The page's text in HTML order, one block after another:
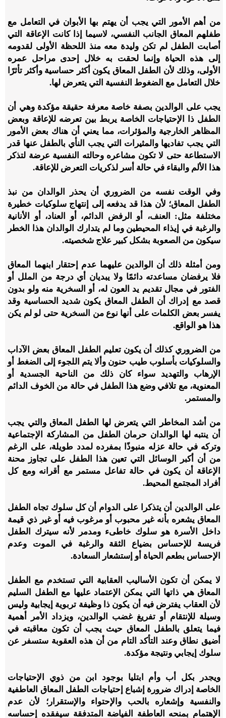
من أهم الأمور التي يجب أن يهتم بها الأبوان في التعامل مع
طفلهم المعاق الجانب النفسي، لاسيما إذا كانت الإعاقة التي
أصابت الطفل لم تكن وليدة معه منذ اللحظة الأولى لقدومه
إلى هذه الحياة وإنما لحقت به خلال إحدى مراحل عمره
الأولى، وذلك لأن الطفل المعاق يكون أكثر حساسية وأكثر تأثرًا
خلال التعامل مع الضغوط النفسية التي يتعرض لها.
يجب على الوالدين بصفة خاصة معرفة حقيقة مؤكدة وهي أن
الطفل ذا الإحتياجات الخاصة يربط بين تعرضه للإعاقة وبعض
المظاهر الخارجية والمؤثرات، مما يعني أن هناك بعض الأمور
التي يجب تفاديها والمثيرات التي يجب النأي بالطفل عنها قدر
الاستطاعة حتى لا تكون مشاعره وحالته النفسية عرضة لتذكر
هذا الألم والبقاء في حالة أسر لذكريات التعرض للإعاقة.
وفي الوقت نفسه من الضروري أن يحذر الوالدان من نبذ
الطفل المعاق؛ لأن هذا قد يدفعه إلى إنتهاج سلوكيات خطيرة
مختلفة مثل: العنف، أو الرفض الدائم، أو العناد، أو الأنانية
والرغبة في إيذاء المحيطين وما لم يتدارك الوالدان هذا الخطر
سيكون من الصعوبة بشكل كبير علاج شخصيته.
ومن أمثلة ذلك أن الوالدين عليهما عدم إحتقار ابنهما المعاق
فلا يرفضان مساعدته دائمًا ولا يبديان أي درجة من الملل أو
الفتور في مجال تقديم يد العون له، أو السخرية منه ولو بدون
قصد مع إدراك أن الطفل المعاق يكون شديد الحساسية وقد
يفسر بعض الكلمات على أنها نوع من السخرية حتى لو لم يكن
هذا هو الواقع.
من الضروري كذلك أن يكون تعليم الطفل المعاق بعض الآداب
والسلوكيات بأسلوب طيب حنون وألا يتم اللجوء إلى الضغط أو
الإرهاب والتهديد سواء كان ذلك من الناحية الجسدية أو
المعنوية، مع تلافي وضع هذا الطفل في حالة من الخوف الدائم
والمستمر.
من أشد المخاطر التي يتعرض لها الطفل المعاق والتي يجب
أن ينتبه لها الوالدان حرمان الطفل من المشاركة الإجتماعية
وتركه في حالة عزله منبوذًا بمفرده لمدد طويلة، على الرغم
من أن أكبر الوسائل التي تعين هذا الطفل على تجاوز محنة
الإعاقة أن يكون في حالة تفاعل مستمر مع أقرانه ومع كل
أفراد المجتمع المحيط.
على الوالدين أن يتذكرا على الدوام أن كل سلوك تجاه الطفل
المعاق يشعره بأنه غير محبوب أو مرغوب فيه أو غير ذي قيمة
داخل الأسرة هو سلوك خاطىء ومدمر لأنه سيترك الطفل
فريسة للإحساس بضياع الثقة والرغبة في الموت وعدم
الإحساس بطعم الحياة أو إستشعار السعادة.
لا يمكن أن تكون الأساليب العقابية التي تستخدم مع الطفل
المعاق هي ذاتها التي يمكن الإعتماد عليها مع الطفل السليم
لأن العقاب يفترض فيه أن يكون ذا وظيفة تربوية إيجابية وليس
وسيلة للإنتقام أو تفريغ غضب الوالدين، ويزداد الأمر أهمية
فيما يتعلق بالطفل المعاق حيث يجب أن تكون معاقبته في
أضيق نطاق وعند التأكد التام من أن هذه العقوبة ستسفر عن
سلوك إيجابي ونتيجة مؤكدة.
ويجدر بكل أب وأم ابتليا بوجود ابن من ذوي الإحتياجات
الخاصة إدراك ضرورة إشباع إحتياجات الطفل المعاق العاطفية
والنفسية وإشعاره بالحب والإحتواء والإستقرار؛ لأن عدم
الإهتمام بمنحه العاطفة الفياضة المتدفقة سيفقده إحساسه